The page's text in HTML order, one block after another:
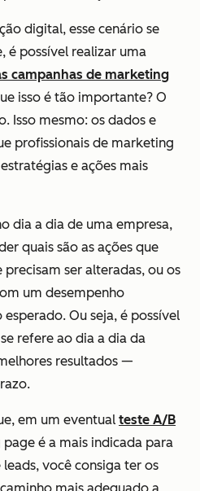
digital, esse cenário se
é possível realizar uma
campanhas de marketing
isso é tão importante? O
Isso mesmo: os dados e
profissionais de marketing
e ações mais
dia a dia de uma empresa,
quais são as ações que
ser alteradas, ou os
um desempenho
Ou seja, é possível
refere ao dia a dia da
resultados —
em um eventual teste A/B
é a mais indicada para
você consiga ter os